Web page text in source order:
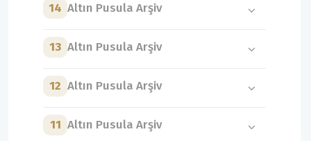
14 Altın Pusula Arşiv
13 Altın Pusula Arşiv
12 Altın Pusula Arşiv
11 Altın Pusula Arşiv